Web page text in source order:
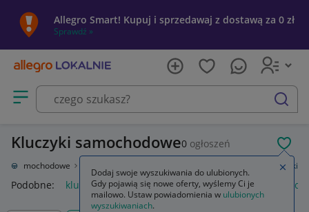
Allegro Smart! Kupuj i sprzedawaj z dostawą za 0 zł
Sprawdź »
Otwórz menu z kategoriami
szukaj
Kluczyki samochodowe0 ogłoszeń
samochodowe Kluczyki
Podobne: kluczyki klamka okienna z kluczykiem klamki do
Dodaj swoje wyszukiwania do ulubionych.
Gdy pojawią się nowe oferty, wyślemy Ci je
mailowo. Ustaw powiadomienia w ulubionych
wyszukiwaniach.